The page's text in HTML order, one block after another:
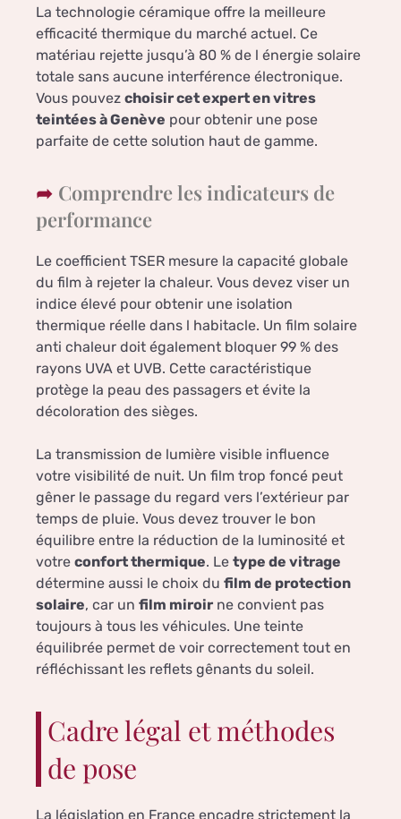
La technologie céramique offre la meilleure
efficacité thermique du marché actuel. Ce
matériau rejette jusqu’à 80 % de l énergie solaire
totale sans aucune interférence électronique.
Vous pouvez choisir cet expert en vitres
teintées à Genève pour obtenir une pose
parfaite de cette solution haut de gamme.
Comprendre les indicateurs de
performance
Le coefficient TSER mesure la capacité globale
du film à rejeter la chaleur. Vous devez viser un
indice élevé pour obtenir une isolation
thermique réelle dans l habitacle. Un film solaire
anti chaleur doit également bloquer 99 % des
rayons UVA et UVB. Cette caractéristique
protège la peau des passagers et évite la
décoloration des sièges.
La transmission de lumière visible influence
votre visibilité de nuit. Un film trop foncé peut
gêner le passage du regard vers l’extérieur par
temps de pluie. Vous devez trouver le bon
équilibre entre la réduction de la luminosité et
votre confort thermique. Le type de vitrage
détermine aussi le choix du film de protection
solaire, car un film miroir ne convient pas
toujours à tous les véhicules. Une teinte
équilibrée permet de voir correctement tout en
réfléchissant les reflets gênants du soleil.
Cadre légal et méthodes
de pose
La législation en France encadre strictement la